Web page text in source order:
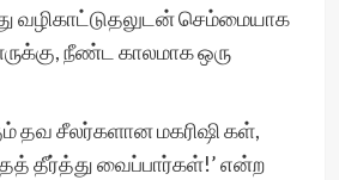
வழிகாட்டுதலுடன் செம்மையாக
நீண்ட காலமாக ஒரு
தவ சீலர்களான மகரிஷி கள்,
தீர்த்து வைப்பார்கள்!’ என்ற